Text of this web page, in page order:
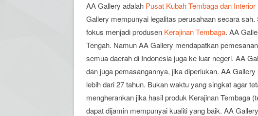
AA Gallery adalah Pusat Kubah Tembaga dan
Gallery mempunyai legalitas perusahaan secara
fokus menjadi produsen Kerajinan Tembaga. AA
Tengah. Namun AA Gallery mendapatkan
semua daerah di Indonesia juga ke luar negeri. AA
dan juga pemasangannya, jika diperlukan. AA
lebih dari 27 tahun. Bukan waktu yang singkat agar
mengherankan jika hasil produk Kerajinan Tembaga
dapat dijamin mempunyai kualiti yang baik. AA